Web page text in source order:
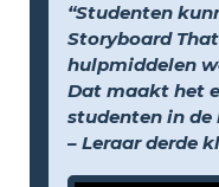
“Studenten
Storyboard
hulpmiddelen
Dat maakt het
studenten in de
– Leraar derde